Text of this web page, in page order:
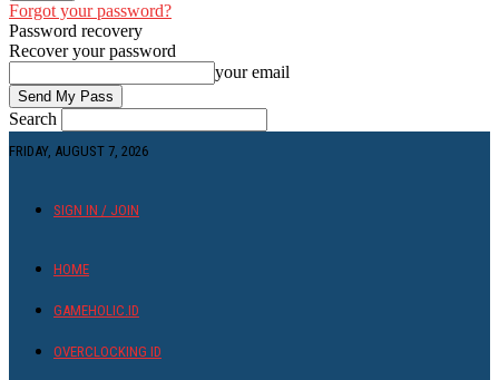
Forgot your password?
Password recovery
Recover your password
your email
Search
FRIDAY, AUGUST 7, 2026
SIGN IN / JOIN
HOME
GAMEHOLIC.ID
OVERCLOCKING ID